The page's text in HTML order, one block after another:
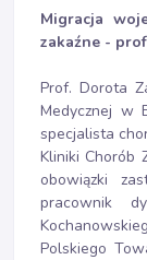
Migracja
zakaźne -
Prof. Dorota
Medycznej w
specjalista
Kliniki Chorób
obowiązki
pracownik
Polskiego